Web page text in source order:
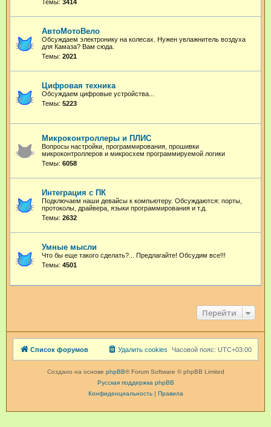
Темы: 3414
АвтоМотоВело
Обсуждаем электронику на колесах. Нужен увлажнитель воздуха
для Камаза? Вам сюда.
Темы: 2021
Цифровая техника
Обсуждаем цифровые устройства...
Темы: 5223
Микроконтроллеры и ПЛИС
Вопросы настройки, программирования, прошивки
микроконтроллеров и микросхем программируемой логики
Темы: 6058
Интеграция с ПК
Подключаем наши девайсы к компьютеру. Обсуждаются: порты,
протоколы, драйвера, языки программирования и т.д.
Темы: 2632
Умные мысли
Что бы еще такого сделать?... Предлагайте! Обсудим все!!!
Темы: 4501
Перейти
Список форумов Часовой пояс: UTC+03:00
Удалить cookies
Создано на основе phpBB® Forum Software © phpBB Limited
Русская поддержка phpBB
Конфиденциальность| Правила